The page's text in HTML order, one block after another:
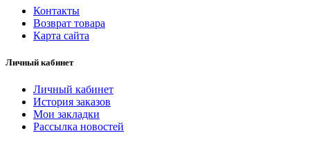
Контакты
Возврат товара
Карта сайта
Личный кабинет
Личный кабинет
История заказов
Мои закладки
Рассылка новостей